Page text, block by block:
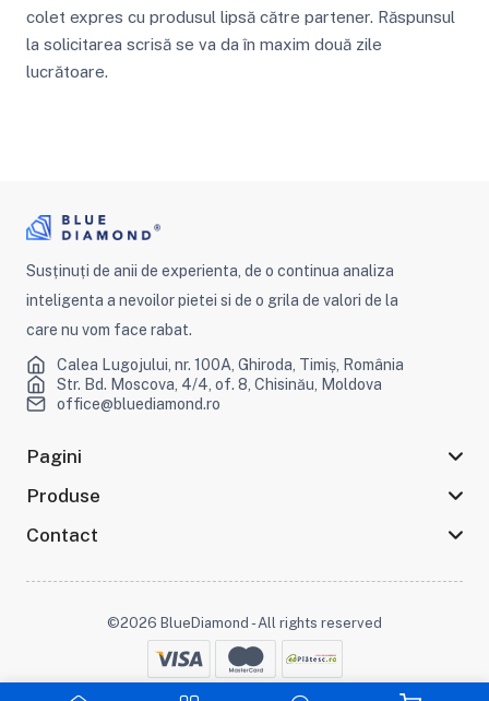
colet expres cu produsul lipsă către partener. Răspunsul
la solicitarea scrisă se va da în maxim două zile
lucrătoare.
Susținuți de anii de experienta, de o continua analiza
inteligenta a nevoilor pietei si de o grila de valori de la
care nu vom face rabat.
Calea Lugojului, nr. 100A, Ghiroda, Timiș, România
Str. Bd. Moscova, 4/4, of. 8, Chisinău, Moldova
office@bluediamond.ro
Pagini
Produse
Contact
©2026 BlueDiamond - All rights reserved